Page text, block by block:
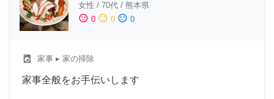
女性 / 70代 / 熊本県
sentiment_satisfied 0 sentiment_neutral 0 sentiment_dissatisfied 0
local_laundry_service 家事 ▸ 家の掃除
家事全般をお手伝いします